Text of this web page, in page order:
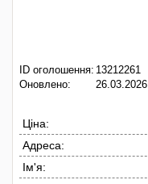
ID оголошення: 13212261
Оновлено:
26.03.2026
Ціна:
Адреса:
Ім'я: